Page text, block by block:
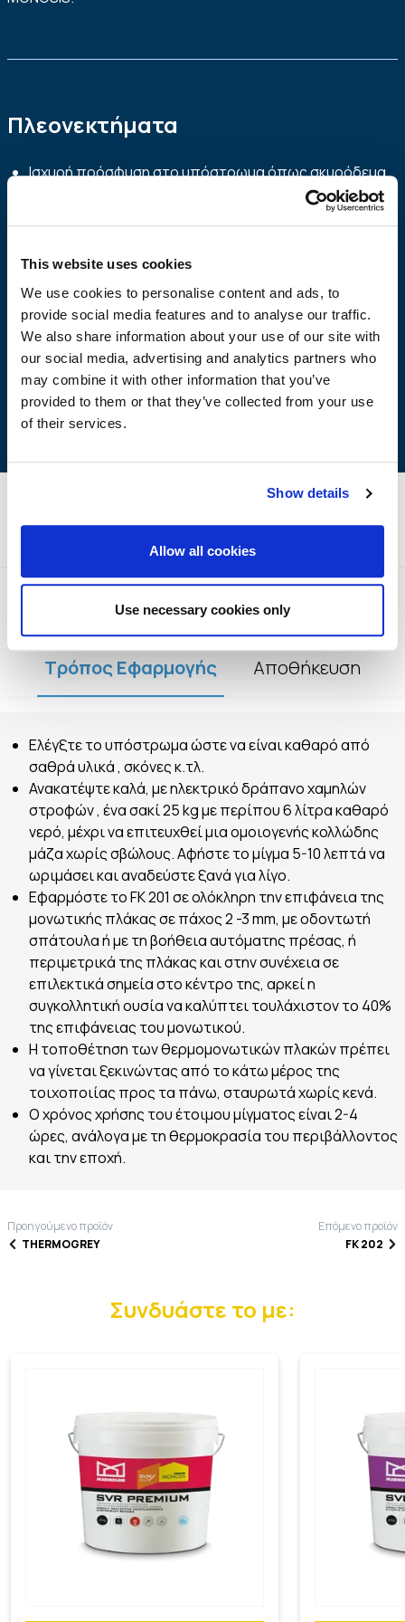
This website uses cookies
We use cookies to personalise content and ads, to
provide social media features and to analyse our traffic.
We also share information about your use of our site with
our social media, advertising and analytics partners who
may combine it with other information that you’ve
provided to them or that they’ve collected from your use
of their services.
Show details
Allow all cookies
Use necessary cookies only
Πλεονεκτήματα
Ισχυρή πρόσφυση στο υπόστρωμα όπως σκυρόδεμα,
Άριστη εργασιμότητα.
Υψηλή αντοχή στις αλλαγές θερμοκρασίας μεταξύ
θερμότητας και κρύου.
Εύκολο στο χειρισμό και στην εφαρμογή.
Περιέχει Χαμηλές Πτητικές Οργανικές ενώσεις.
Φιλικό προς τον χρήστη και το περιβάλλον
Τρόπος Εφαρμογής Αποθήκευση
Ελέγξτε το υπόστρωμα ώστε να είναι καθαρό από
σαθρά υλικά , σκόνες κ.τλ.
Ανακατέψτε καλά, με ηλεκτρικό δράπανο χαμηλών
στροφών , ένα σακί 25 kg με περίπου 6 λίτρα καθαρό
νερό, μέχρι να επιτευχθεί μια ομοιογενής κολλώδης
μάζα χωρίς σβώλους. Αφήστε το μίγμα 5-10 λεπτά να
ωριμάσει και αναδεύστε ξανά για λίγο.
Εφαρμόστε το FK 201 σε ολόκληρη την επιφάνεια της
μονωτικής πλάκας σε πάχος 2 -3 mm, με οδοντωτή
σπάτουλα ή με τη βοήθεια αυτόματης πρέσας, ή
περιμετρικά της πλάκας και στην συνέχεια σε
επιλεκτικά σημεία στο κέντρο της, αρκεί η
συγκολλητική ουσία να καλύπτει τουλάχιστον το 40%
της επιφάνειας του μονωτικού.
Η τοποθέτηση των θερμομονωτικών πλακών πρέπει
να γίνεται ξεκινώντας από το κάτω μέρος της
τοιχοποιίας προς τα πάνω, σταυρωτά χωρίς κενά.
Ο χρόνος χρήσης του έτοιμου μίγματος είναι 2-4
ώρες, ανάλογα με τη θερμοκρασία του περιβάλλοντος
και την εποχή.
Προηγούμενο προϊόν
THERMOGREY
Επόμενο προϊόν
FK 202
Συνδυάστε το με: